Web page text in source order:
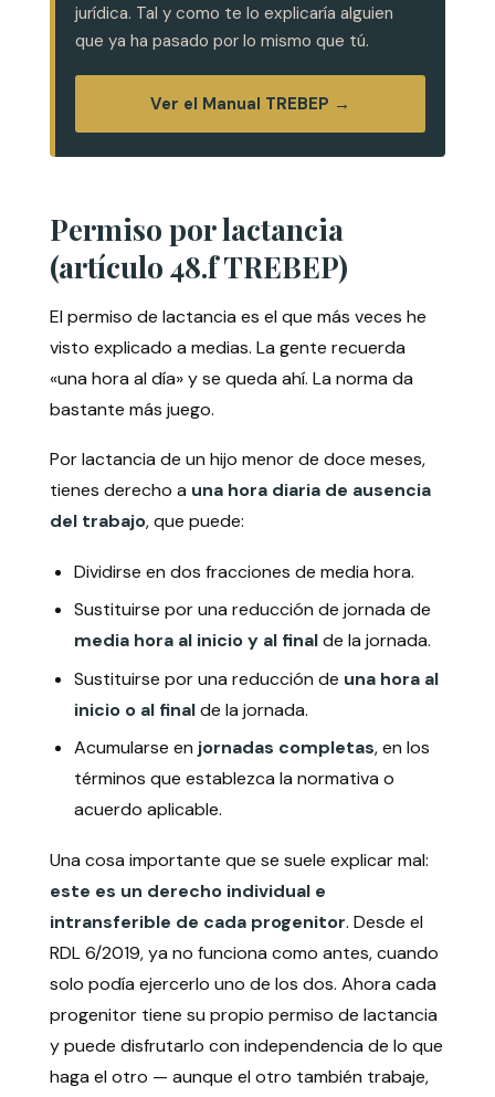
jurídica. Tal y como te lo explicaría alguien
que ya ha pasado por lo mismo que tú.
Ver el Manual TREBEP →
Permiso por lactancia
(artículo 48.f TREBEP)
El permiso de lactancia es el que más veces he
visto explicado a medias. La gente recuerda
«una hora al día» y se queda ahí. La norma da
bastante más juego.
Por lactancia de un hijo menor de doce meses,
tienes derecho a una hora diaria de ausencia
del trabajo, que puede:
Dividirse en dos fracciones de media hora.
Sustituirse por una reducción de jornada de
media hora al inicio y al finalde la jornada.
Sustituirse por una reducción de una hora al
inicio o al finalde la jornada.
Acumularse en jornadas completas, en los
términos que establezca la normativa o
acuerdo aplicable.
Una cosa importante que se suele explicar mal:
este es un derecho individual e
intransferible de cada progenitor. Desde el
RDL 6/2019, ya no funciona como antes, cuando
solo podía ejercerlo uno de los dos. Ahora cada
progenitor tiene su propio permiso de lactancia
y puede disfrutarlo con independencia de lo que
haga el otro — aunque el otro también trabaje,